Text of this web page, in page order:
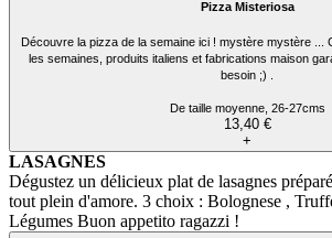
Pizza Misteriosa
Découvre la pizza de la semaine ici ! mystère mystère ...
les semaines, produits italiens et fabrications maison
besoin ;) .
De taille moyenne, 26-27cms
13,40 €
+
LASAGNES
Dégustez un délicieux plat de lasagnes
tout plein d'amore. 3 choix : Bolognese ,
Légumes Buon appetito ragazzi !